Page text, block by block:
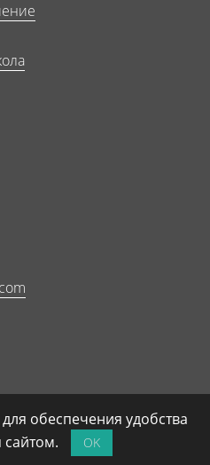
обеспечения удобства
сайтом.
OK